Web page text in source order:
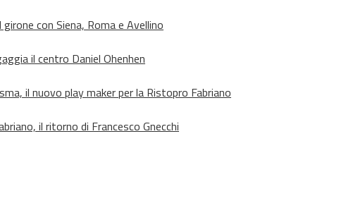
con Siena, Roma e Avellino
il centro Daniel Ohenhen
il nuovo play maker per la Ristopro Fabriano
il ritorno di Francesco Gnecchi